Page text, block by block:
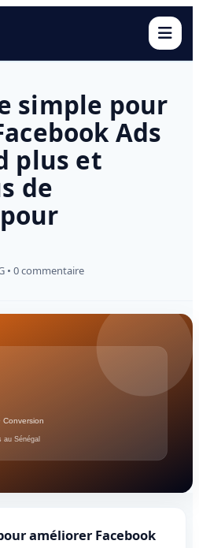
simple pour
Ads
plus et
de
• 0 commentaire
améliorer Facebook